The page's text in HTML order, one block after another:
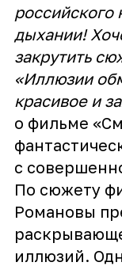
дыхании!
закрутить
«Иллюзии
красивое и
о фильме
с
По сюжету
Романовы
иллюзий.